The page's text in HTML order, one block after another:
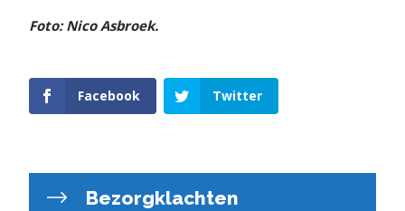
Foto: Nico Asbroek.
Facebook Twitter
Bezorgklachten